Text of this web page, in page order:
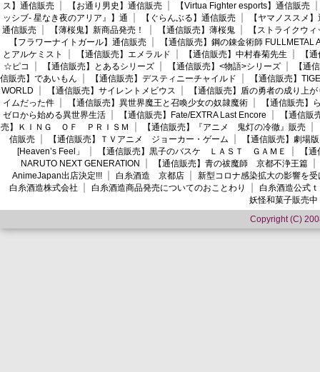
ス】通信販売
【お通り男史】通信販売
【Virtua Fighter esports】通信販売
ッシブ- 星なき夜のアリア』】通
【ぐらんぶる】通信販売
【ヤマノススメ
通信販売
【薄桜鬼】新商品発売！ 【通信販売】薄桜鬼
【ストライクウ
【フラワーナイトガール】通信販売
【通信販売】鋼の錬金術師 FULLMETAL
とアルケミスト
【通信販売】エメラルド 【通信販売】中村春菊先生
【
☆ピコ
【通信販売】とあるシリーズ 【通信販売】<物語>シリーズ
【通
信販売】であいもん
【通信販売】デスティニーチャイルド
【通信販売】
WORLD
【通信販売】サイレントメビウス
【通信販売】盾の勇者の成り上が
イムだった件
【通信販売】異世界魔王と召喚少女の奴隷魔術
【通信販売】
ゼロから始める異世界生活
【通信販売】Fate/EXTRA Last Encore
【通信
売】ＫＩＮＧ ＯＦ ＰＲＩＳＭ
【通信販売】『アニメ 鬼灯の冷徹』販売
信販売
【通信販売】ＴＶアニメ ジョーカー・ゲーム
【通信販売】劇場
[Heaven’s Feel」
【通信販売】黒子のバスケ ＬＡＳＴ ＧＡＭＥ
【
NARUTO NEXT GENERATION
【通信販売】青の祓魔師 京都不浄王篇
AnimeJapan出店決定!!!
白糸酒造 京都店
新型コロナ感染拡大の影響を
白糸酒造株式会社
白糸酒造商品発売についてのおことわり
白糸酒造公式
妖怪和菓子販売中
Copyright (C)